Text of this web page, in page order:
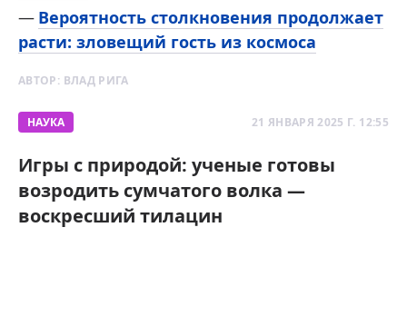
Вероятность столкновения продолжает
расти: зловещий гость из космоса
АВТОР: ВЛАД РИГА
НАУКА 21 ЯНВАРЯ 2025 Г. 12:55
Игры с природой: ученые готовы
возродить сумчатого волка —
воскресший тилацин